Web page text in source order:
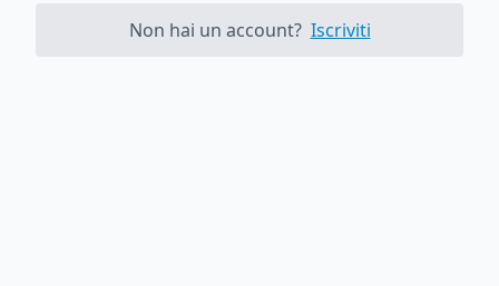
Non hai un account? Iscriviti